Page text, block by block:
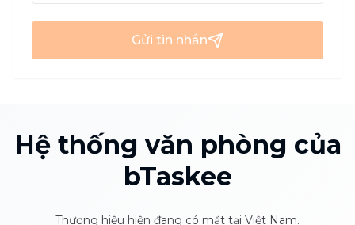
Gửi tin nhắn
Hệ thống văn phòng của
bTaskee
Thương hiệu hiện đang có mặt tại Việt Nam.